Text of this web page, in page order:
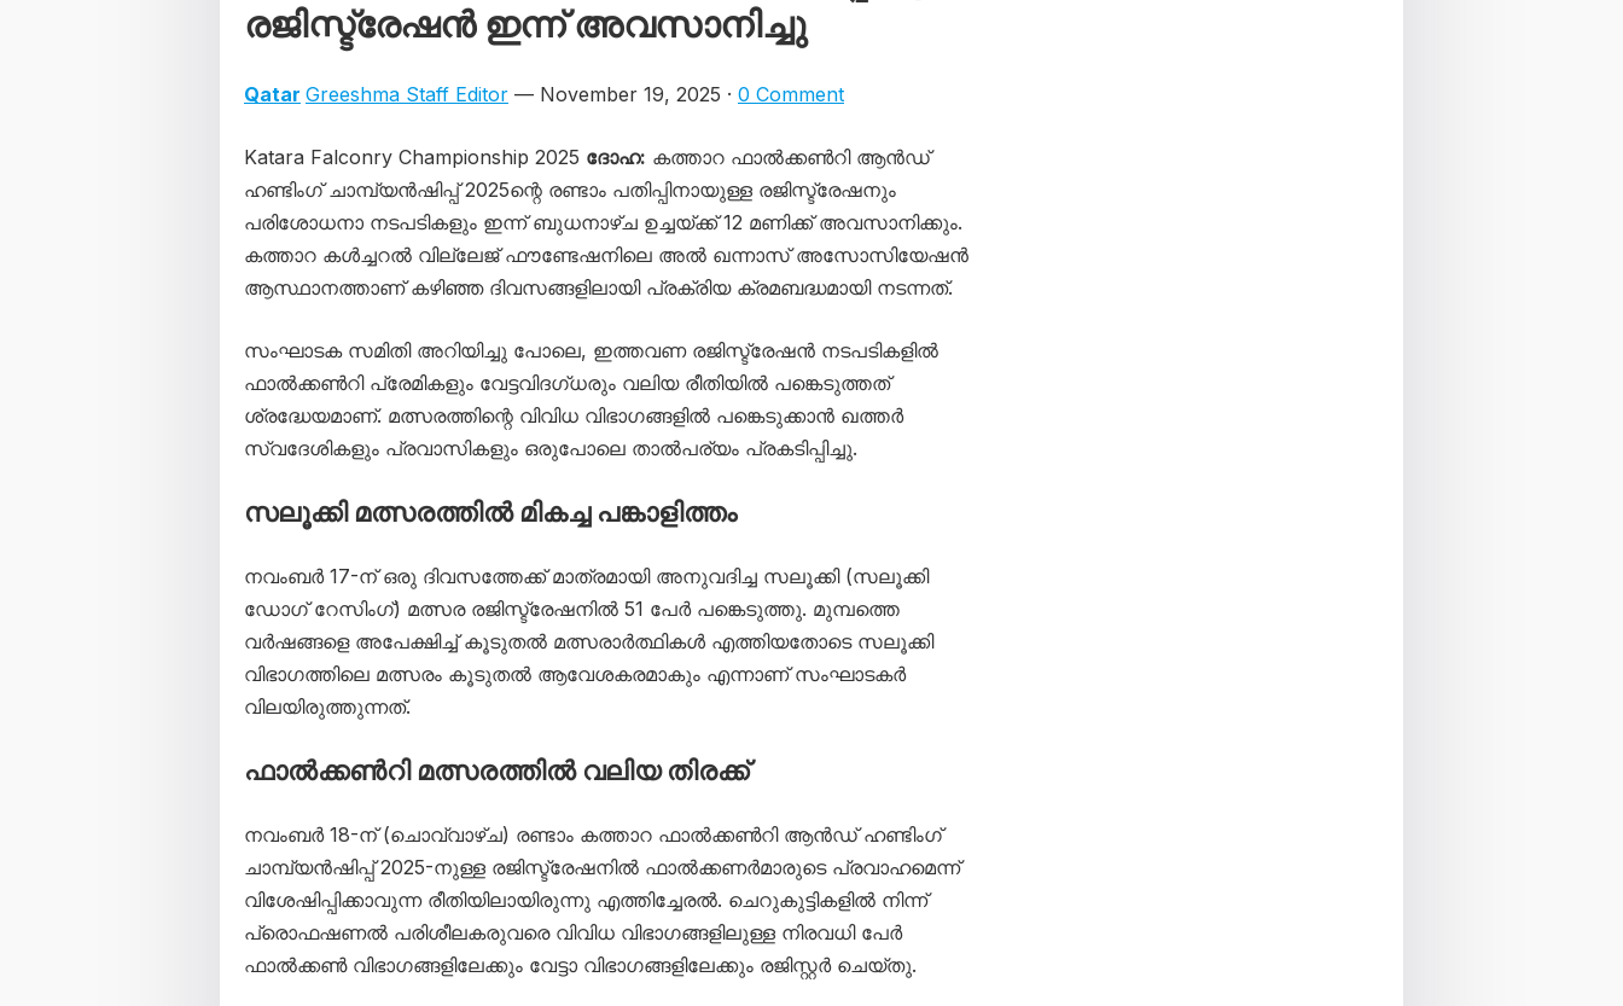
രജിസ്ട്രേഷൻ ഇന്ന് അവസാനിച്ചു
Qatar Greeshma Staff Editor — November 19, 2025 · 0 Comment
Katara Falconry Championship 2025 ദോഹ: കത്താറ ഫാൽക്കൺറി ആൻഡ്
ഹണ്ടിംഗ് ചാമ്പ്യൻഷിപ്പ് 2025ന്റെ രണ്ടാം പതിപ്പിനായുള്ള രജിസ്ട്രേഷനും
പരിശോധനാ നടപടികളും ഇന്ന് ബുധനാഴ്ച ഉച്ചയ്ക്ക് 12 മണിക്ക് അവസാനിക്കും.
കത്താറ കൾച്ചറൽ വില്ലേജ് ഫൗണ്ടേഷനിലെ അൽ ഖന്നാസ് അസോസിയേഷൻ
ആസ്ഥാനത്താണ് കഴിഞ്ഞ ദിവസങ്ങളിലായി പ്രക്രിയ ക്രമബദ്ധമായി നടന്നത്.
സംഘാടക സമിതി അറിയിച്ചു പോലെ, ഇത്തവണ രജിസ്ട്രേഷൻ നടപടികളിൽ
ഫാൽക്കൺറി പ്രേമികളും വേട്ടവിദഗ്ധരും വലിയ രീതിയിൽ പങ്കെടുത്തത്
ശ്രദ്ധേയമാണ്. മത്സരത്തിന്റെ വിവിധ വിഭാഗങ്ങളിൽ പങ്കെടുക്കാൻ ഖത്തർ
സ്വദേശികളും പ്രവാസികളും ഒരുപോലെ താൽപര്യം പ്രകടിപ്പിച്ചു.
സലൂക്കി മത്സരത്തിൽ മികച്ച പങ്കാളിത്തം
നവംബർ 17-ന് ഒരു ദിവസത്തേക്ക് മാത്രമായി അനുവദിച്ച സലൂക്കി (സലൂക്കി
ഡോഗ് റേസിംഗ്) മത്സര രജിസ്ട്രേഷനിൽ 51 പേർ പങ്കെടുത്തു. മുമ്പത്തെ
വർഷങ്ങളെ അപേക്ഷിച്ച് കൂടുതൽ മത്സരാർത്ഥികൾ എത്തിയതോടെ സലൂക്കി
വിഭാഗത്തിലെ മത്സരം കൂടുതൽ ആവേശകരമാകും എന്നാണ് സംഘാടകർ
വിലയിരുത്തുന്നത്.
ഫാൽക്കൺറി മത്സരത്തിൽ വലിയ തിരക്ക്
നവംബർ 18-ന് (ചൊവ്വാഴ്ച) രണ്ടാം കത്താറ ഫാൽക്കൺറി ആൻഡ് ഹണ്ടിംഗ്
ചാമ്പ്യൻഷിപ്പ് 2025-നുള്ള രജിസ്ട്രേഷനിൽ ഫാൽക്കണർമാരുടെ പ്രവാഹമെന്ന്
വിശേഷിപ്പിക്കാവുന്ന രീതിയിലായിരുന്നു എത്തിച്ചേരൽ. ചെറുകുട്ടികളിൽ നിന്ന്
പ്രൊഫഷണൽ പരിശീലകരുവരെ വിവിധ വിഭാഗങ്ങളിലുള്ള നിരവധി പേർ
ഫാൽക്കൺ വിഭാഗങ്ങളിലേക്കും വേട്ടാ വിഭാഗങ്ങളിലേക്കും രജിസ്റ്റർ ചെയ്തു.